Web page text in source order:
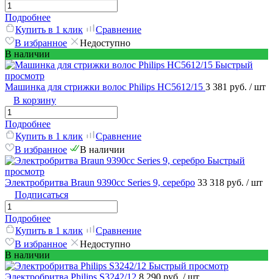
Подробнее
Купить в 1 клик
Сравнение
В избранное
Недоступно
В наличии
Быстрый
просмотр
Машинка для стрижки волос Philips HC5612/15 3 381 руб. / шт
В корзину
Подробнее
Купить в 1 клик
Сравнение
В избранное
В наличии
Быстрый
просмотр
Электробритва Braun 9390cc Series 9, серебро 33 318 руб. / шт
Подписаться
Подробнее
Купить в 1 клик
Сравнение
В избранное
Недоступно
В наличии
Быстрый просмотр